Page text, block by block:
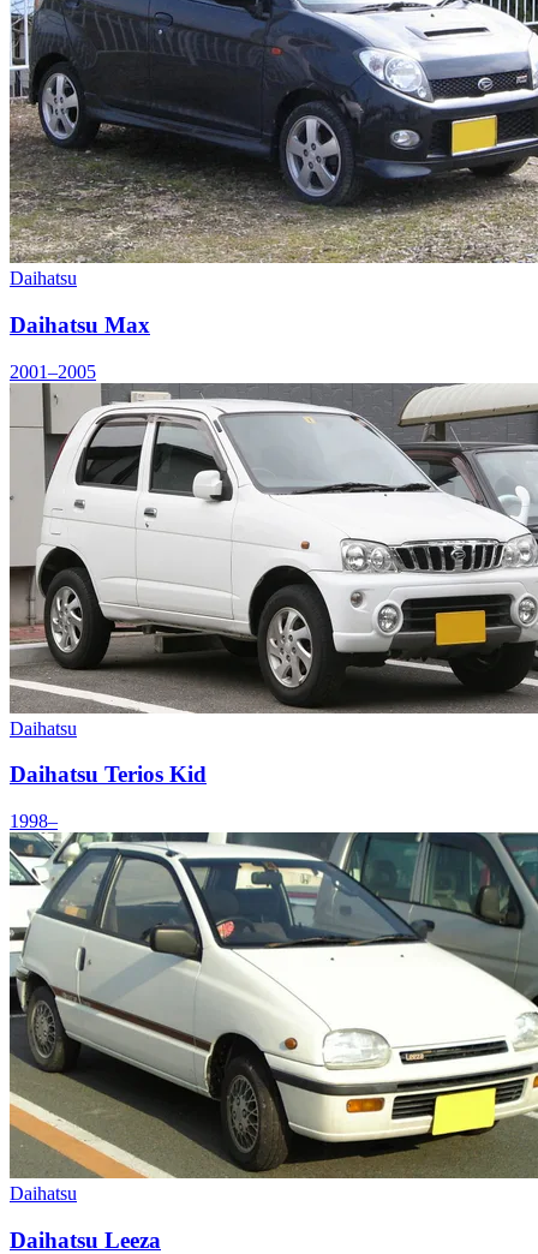
Daihatsu
Daihatsu Max
2001–2005
Daihatsu
Daihatsu Terios Kid
1998–
Daihatsu
Daihatsu Leeza